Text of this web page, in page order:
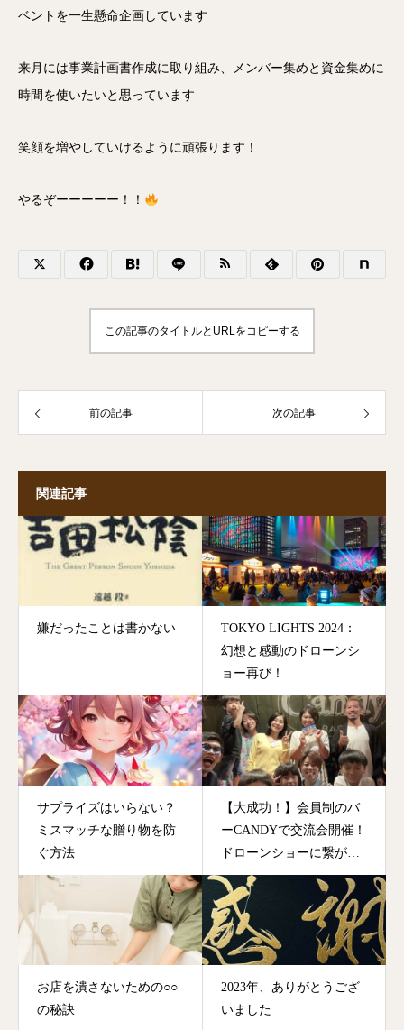
ベントを一生懸命企画しています
来月には事業計画書作成に取り組み、メンバー集めと資金集めに
時間を使いたいと思っています
笑顔を増やしていけるように頑張ります！
やるぞーーーーー！！
この記事のタイトルとURLをコピーする
前の記事 次の記事
関連記事
嫌だったことは書かない
TOKYO LIGHTS 2024：
幻想と感動のドローンシ
ョー再び！
サプライズはいらない？
ミスマッチな贈り物を防
ぐ方法
【大成功！】会員制のバ
ーCANDYで交流会開催！
ドローンショーに繋がる
気づきとは？
お店を潰さないための○○
の秘訣
2023年、ありがとうござ
いました